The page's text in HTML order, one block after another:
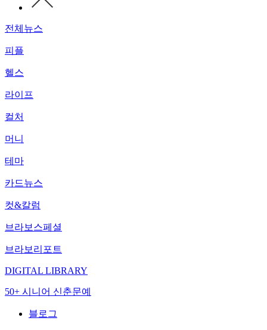
전체뉴스
피플
헬스
라이프
컬처
머니
테마
카드뉴스
컷&칼럼
브라보스페셜
브라보리포트
DIGITAL LIBRARY
50+ 시니어 신춘문예
블로그